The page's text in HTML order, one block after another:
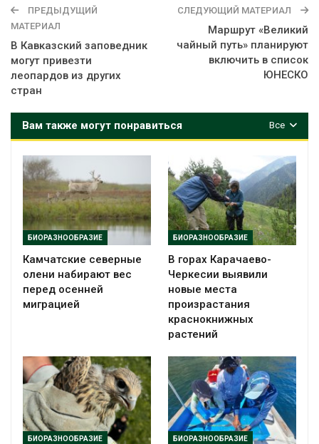
ПРЕДЫДУЩИЙ
МАТЕРИАЛ
В Кавказский заповедник
могут привезти
леопардов из других
стран
СЛЕДУЮЩИЙ МАТЕРИАЛ
Маршрут «Великий
чайный путь» планируют
включить в список
ЮНЕСКО
Все
Вам также могут понравиться
БИОРАЗНООБРАЗИЕ
Камчатские северные
олени набирают вес
перед осенней
миграцией
БИОРАЗНООБРАЗИЕ
В горах Карачаево-
Черкесии выявили
новые места
произрастания
краснокнижных
растений
БИОРАЗНООБРАЗИЕ БИОРАЗНООБРАЗИЕ